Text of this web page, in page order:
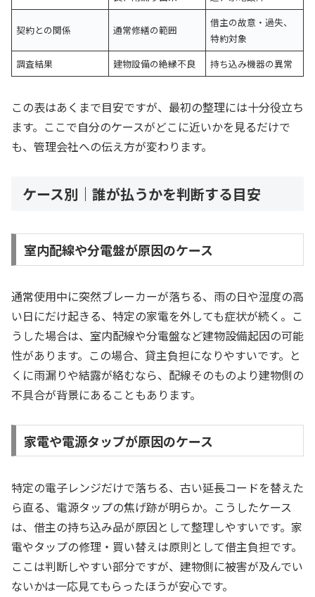
契約との関係 通常修繕の範囲
借主の故意・過失、
特約対象
調査結果
建物設備の絶縁不良 持ち込み機器の異常
この表はあくまで目安ですが、最初の整理には十分役立ち
ます。ここで自分のケースがどこに近いかを見るだけで
も、管理会社への伝え方が変わります。
ケース別｜誰が払うかを判断する目安
室内配線や分電盤が原因のケース
通常使用中に突然ブレーカーが落ちる、雨の日や湿度の高
い日にだけ起きる、特定の家電を外しても症状が続く。こ
うした場合は、室内配線や分電盤など建物設備起因の可能
性があります。この場合、貸主負担になりやすいです。と
くに雨漏りや結露が絡むなら、配線そのものより建物側の
不具合が背景にあることもあります。
家電や電源タップが原因のケース
特定の電子レンジだけで落ちる、古い延長コードを替えた
ら直る、電源タップの焦げ跡が明らか。こうしたケース
は、借主の持ち込み品が原因として整理しやすいです。家
電やタップの修理・買い替えは原則として借主負担です。
ここは判断しやすい部分ですが、建物側に被害が及んでい
ないかは一応見てもらったほうが安心です。